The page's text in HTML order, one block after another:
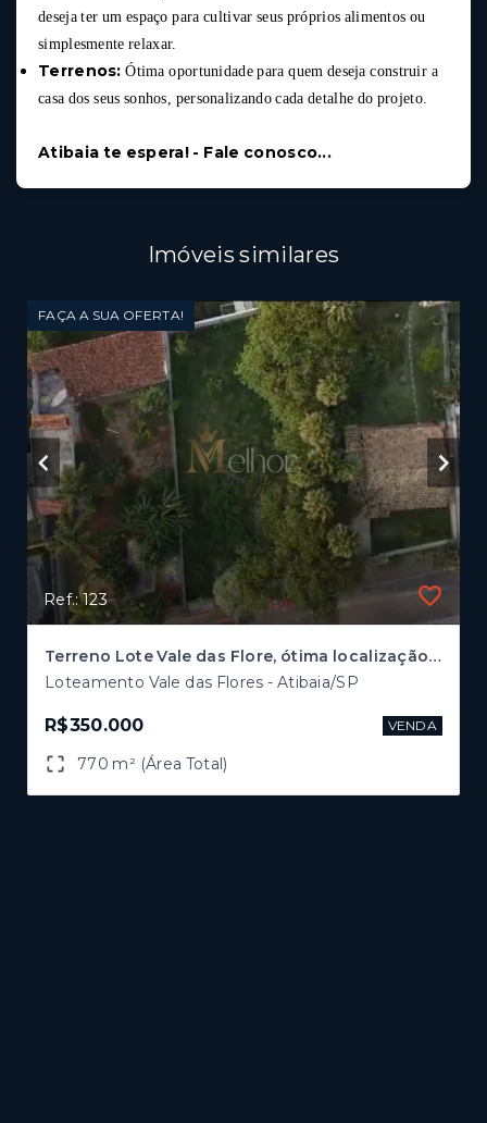
deseja ter um espaço para cultivar seus próprios alimentos ou
simplesmente relaxar.
Terrenos: Ótima oportunidade para quem deseja construir a
casa dos seus sonhos, personalizando cada detalhe do projeto.
Atibaia te espera! - Fale conosco...
Imóveis similares
FAÇA A SUA OFERTA!
Ref.: 123
Terreno Lote Vale das Flore, ótima localização e plano, Atibaia/SP
Loteamento Vale das Flores - Atibaia/SP
R$350.000 VENDA
770 m² (Área Total)